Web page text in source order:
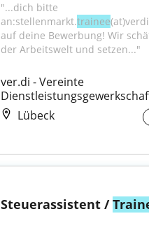
"...dich bitte
an:stellenmarkt.trainee
auf deine Bewerbung! Wir
der Arbeitswelt und setzen..."
ver.di - Vereinte
Lübeck
Steuerassistent /